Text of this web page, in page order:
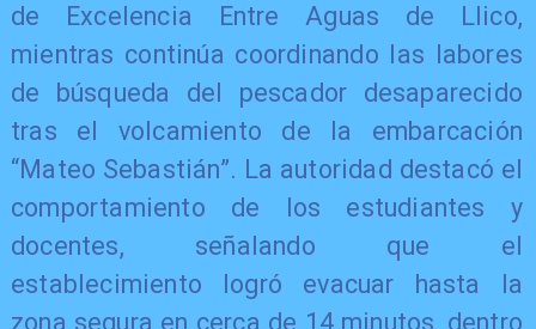
de Excelencia Entre Aguas de Llico,
mientras continúa coordinando las labores
de búsqueda del pescador desaparecido
tras el volcamiento de la embarcación
“Mateo Sebastián”. La autoridad destacó el
comportamiento de los estudiantes y
docentes, señalando que el
establecimiento logró evacuar hasta la
zona segura en cerca de 14 minutos, dentro